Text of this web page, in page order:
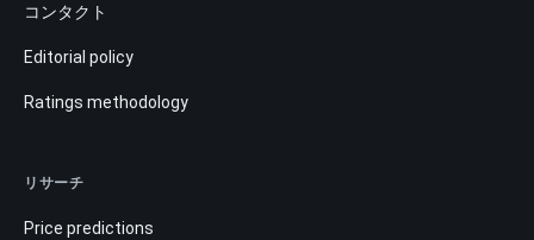
コンタクト
Editorial policy
Ratings methodology
リサーチ
Price predictions